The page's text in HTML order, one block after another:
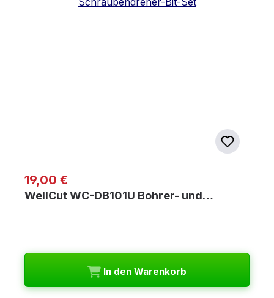
Regulärer Preis:
19,00 €
WellCut WC-DB101U Bohrer- und…
In den Warenkorb